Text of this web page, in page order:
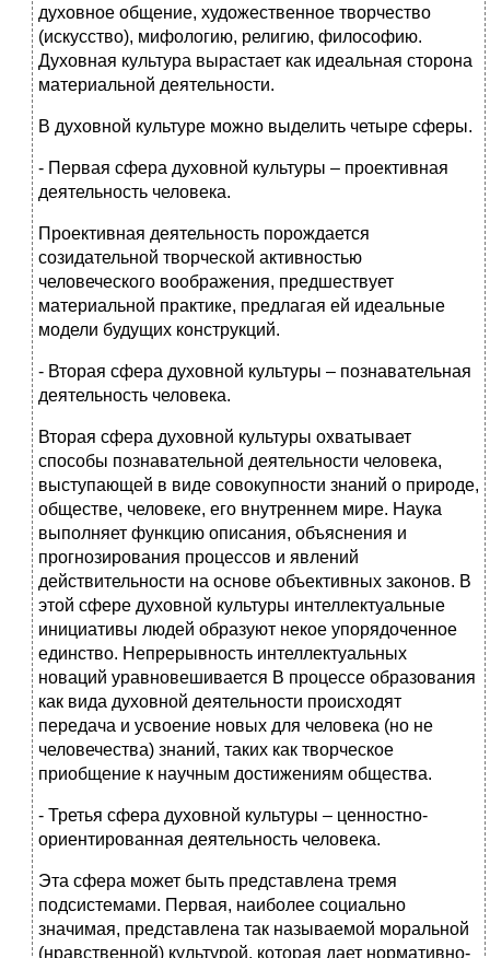
духовное общение, художественное творчество
(искусство), мифологию, религию, философию.
Духовная культура вырастает как идеальная сторона
материальной деятельности.
В духовной культуре можно выделить четыре сферы.
- Первая сфера духовной культуры – проективная
деятельность человека.
Проективная деятельность порождается
созидательной творческой активностью
человеческого воображения, предшествует
материальной практике, предлагая ей идеальные
модели будущих конструкций.
- Вторая сфера духовной культуры – познавательная
деятельность человека.
Вторая сфера духовной культуры охватывает
способы познавательной деятельности человека,
выступающей в виде совокупности знаний о природе,
обществе, человеке, его внутреннем мире. Наука
выполняет функцию описания, объяснения и
прогнозирования процессов и явлений
действительности на основе объективных законов. В
этой сфере духовной культуры интеллектуальные
инициативы людей образуют некое упорядоченное
единство. Непрерывность интеллектуальных
новаций уравновешивается В процессе образования
как вида духовной деятельности происходят
передача и усвоение новых для человека (но не
человечества) знаний, таких как творческое
приобщение к научным достижениям общества.
- Третья сфера духовной культуры – ценностно-
ориентированная деятельность человека.
Эта сфера может быть представлена тремя
подсистемами. Первая, наиболее социально
значимая, представлена так называемой моральной
(нравственной) культурой, которая дает нормативно-